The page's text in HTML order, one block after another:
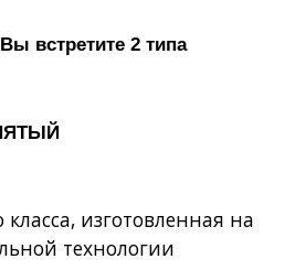
встретите 2 типа
изготовленная на
технологии